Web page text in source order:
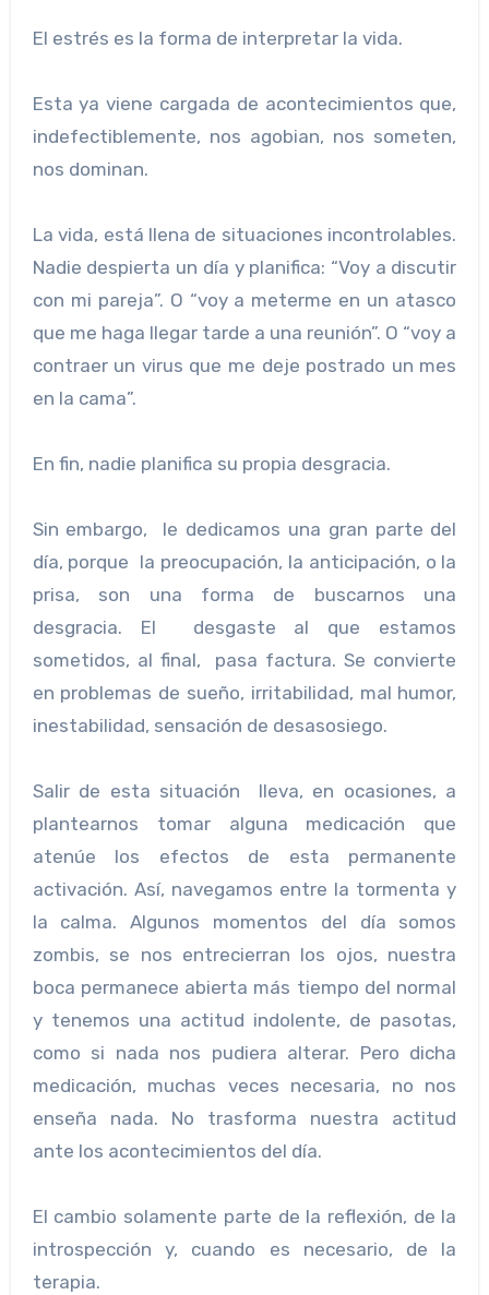
El estrés es la forma de interpretar la vida.
Esta ya viene cargada de acontecimientos que,
indefectiblemente, nos agobian, nos someten,
nos dominan.
La vida, está llena de situaciones incontrolables.
Nadie despierta un día y planifica: “Voy a discutir
con mi pareja”. O “voy a meterme en un atasco
que me haga llegar tarde a una reunión”. O “voy a
contraer un virus que me deje postrado un mes
en la cama”.
En fin, nadie planifica su propia desgracia.
Sin embargo, le dedicamos una gran parte del
día, porque la preocupación, la anticipación, o la
prisa, son una forma de buscarnos una
desgracia. El desgaste al que estamos
sometidos, al final, pasa factura. Se convierte
en problemas de sueño, irritabilidad, mal humor,
inestabilidad, sensación de desasosiego.
Salir de esta situación lleva, en ocasiones, a
plantearnos tomar alguna medicación que
atenúe los efectos de esta permanente
activación. Así, navegamos entre la tormenta y
la calma. Algunos momentos del día somos
zombis, se nos entrecierran los ojos, nuestra
boca permanece abierta más tiempo del normal
y tenemos una actitud indolente, de pasotas,
como si nada nos pudiera alterar. Pero dicha
medicación, muchas veces necesaria, no nos
enseña nada. No trasforma nuestra actitud
ante los acontecimientos del día.
El cambio solamente parte de la reflexión, de la
introspección y, cuando es necesario, de la
terapia.